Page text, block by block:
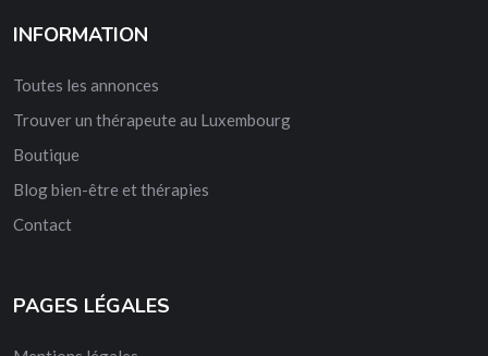
INFORMATION
Toutes les annonces
Trouver un thérapeute au Luxembourg
Boutique
Blog bien-être et thérapies
Contact
PAGES LÉGALES